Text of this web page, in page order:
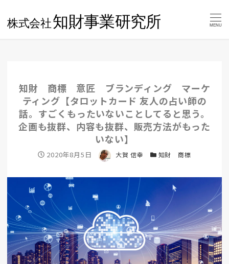
MENU
知財 商標 意匠 ブランディング マーケ
ティング【タロットカード 友人の占い師の
話。すごくもったいないことしてると思う。
企画も抜群、内容も抜群、販売方法がもった
いない】
投稿日
2020年8月5日 著者 大賀 信幸 カテゴリー
知財 商標